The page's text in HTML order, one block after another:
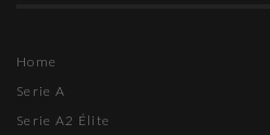
Home
Serie A
Serie A2 Élite